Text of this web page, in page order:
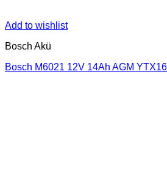
Add to wishlist
Bosch Akü
Bosch M6021 12V 14Ah AGM